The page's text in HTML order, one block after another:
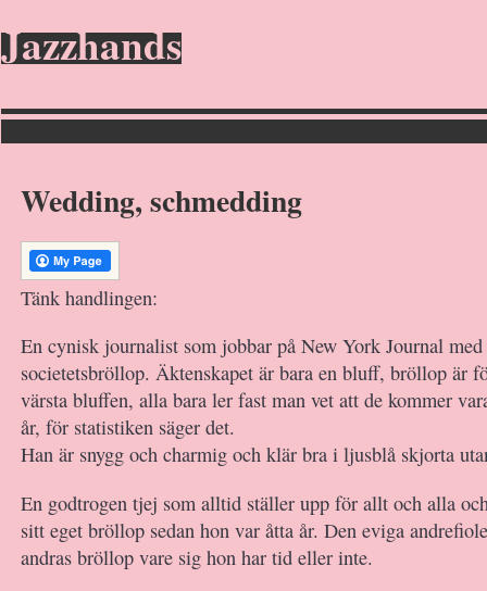
Jazzhands
Wedding, schmedding
Tänk handlingen:
En cynisk journalist som jobbar på New York Journal
societetsbröllop. Äktenskapet är bara en bluff, bröllop är
värsta bluffen, alla bara ler fast man vet att de kommer
år, för statistiken säger det.
Han är snygg och charmig och klär bra i ljusblå skjorta
En godtrogen tjej som alltid ställer upp för allt och alla
sitt eget bröllop sedan hon var åtta år. Den eviga
andras bröllop vare sig hon har tid eller inte.